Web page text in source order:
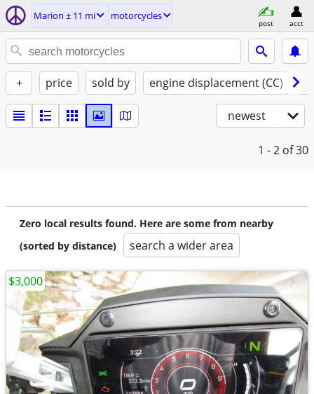
Marion ± 11 mi motorcycles
post acct
+ price sold by engine displacement (CC)
newest
1 - 2 of 30
Zero local results found. Here are some from nearby
(sorted by distance)
search a wider area
$3,000